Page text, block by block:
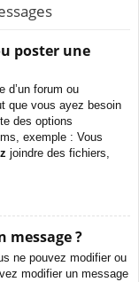
poster une
d’un forum ou
que vous ayez besoin
des options
exemple : Vous
joindre des fichiers,
?
ne pouvez modifier ou
modifier un message